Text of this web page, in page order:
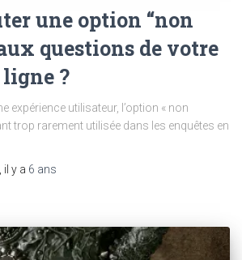
une option “non
questions de votre
ligne ?
expérience utilisateur, l’option « non
trop rarement utilisée dans les enquêtes en
, il y a 6 ans